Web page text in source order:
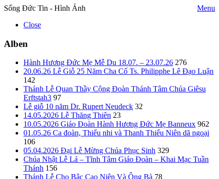
Sống Đức Tin - Hình Ảnh
Menu
Close
Alben
Hành Hương Đức Mẹ Mễ Du 18.07. – 23.07.26 276
20.06.26 Lễ Giỗ 25 Năm Cha Cố Ts. Philipphe Lê Đạo Luận
142
Thánh Lễ Quan Thầy Cộng Đoàn Thánh Tâm Chúa Giêsu
Erftstah3 97
Lễ giỗ 10 năm Dr. Rupert Neudeck 32
14.05.2026 Lễ Thăng Thiên 23
10.05.2026 Giáo Đoàn Hành Hương Đức Mẹ Banneux 962
01.05.26 Ca đoàn, Thiếu nhi và Thanh Thiếu Niên dã ngoại
106
05.04.2026 Đại Lễ Mừng Chúa Phục Sinh 329
Chúa Nhật Lễ Lá – Tĩnh Tâm Giáo Đoàn – Khai Mạc Tuần
Thánh 156
Thánh Lễ Cho Bậc Cao Niên Và Ông Bà 78